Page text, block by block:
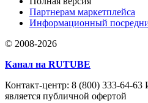
Партнерам маркетплейса
Информационный
© 2008-2026
Канал на RUTUBE
Контакт-центр: 8 (800) 333-64-
является публичной офертой